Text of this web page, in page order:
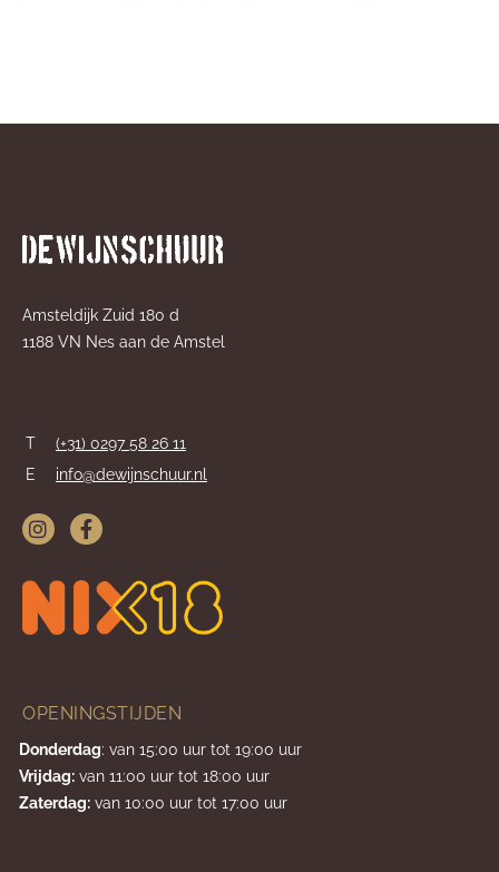
Amsteldijk Zuid 180 d
1188 VN Nes aan de Amstel
T
(+31) 0297 58 26 11
E
info@dewijnschuur.nl
OPENINGSTIJDEN
Donderdag: van 15:00 uur tot 19:00 uur
Vrijdag: van 11:00 uur tot 18:00 uur
Zaterdag: van 10:00 uur tot 17:00 uur